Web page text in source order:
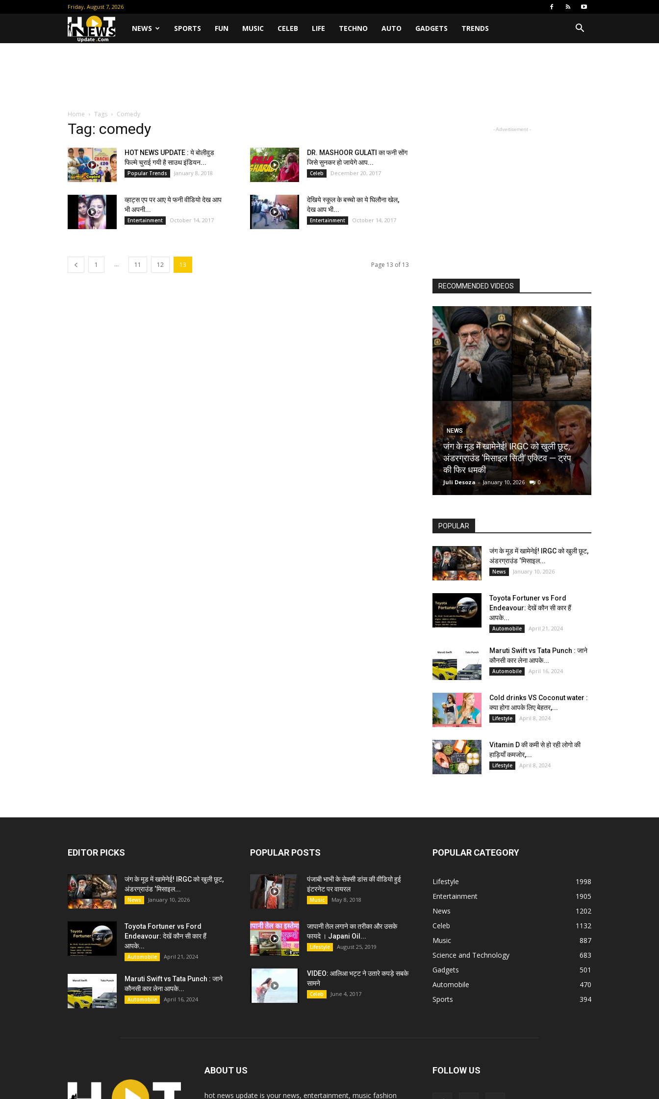
Friday, August 7, 2026
HotNEWS SPORTS FUN MUSIC CELEB LIFE TECHNO AUTO GADGETS TRENDS
Home Tags Comedy
Tag: comedy
HOT NEWS UPDATE : ये बोलीवुड
फिल्मे चुराई गयी है साउथ इंडियन...
Popular Trends January 8, 2018
DR. MASHOOR GULATI का फनी सोंग
जिसे सुनकर हो जायेगे आप...
Celeb December 20, 2017
व्हाट्स एप पर आए ये फनी वीडियो देख आप
भी अपनी...
Entertainment October 14, 2017
देखिये स्कूल के बच्चो का ये घिलौना खेल,
देख आप भी...
Entertainment October 14, 2017
1 ... 11 12 13 Page 13 of 13
- Advertisement -
RECOMMENDED VIDEOS
NEWS
जंग के मूड में खामेनेई! IRGC को खुली छूट,
अंडरग्राउंड ‘मिसाइल सिटी’ एक्टिव — ट्रंप
की फिर धमकी
Juli Desoza - January 10, 2026 0
POPULAR
जंग के मूड में खामेनेई! IRGC को खुली छूट,
अंडरग्राउंड ‘मिसाइल...
News January 10, 2026
Toyota Fortuner vs Ford
Endeavour: देखें कौन सी कार हैं
आपके...
Automobile April 21, 2024
Maruti Swift vs Tata Punch : जाने
कौनसी कार लेना आपके...
Automobile April 16, 2024
Cold drinks VS Coconut water :
क्या होगा आपके लिए बेहतर,...
Lifestyle April 8, 2024
Vitamin D की कमी से हो रही लोगो की
हाड़ियाँ कमजोर,...
Lifestyle April 8, 2024
EDITOR PICKS
जंग के मूड में खामेनेई! IRGC को खुली छूट,
अंडरग्राउंड ‘मिसाइल...
News January 10, 2026
Toyota Fortuner vs Ford
Endeavour: देखें कौन सी कार हैं
आपके...
Automobile April 21, 2024
Maruti Swift vs Tata Punch : जाने
कौनसी कार लेना आपके...
Automobile April 16, 2024
POPULAR POSTS
पंजाबी भाभी के सेक्सी डांस की वीडियो हुई
इंटरनेट पर वायरल
Music May 8, 2018
जापानी तेल लगाने का तरीका और उसके
फायदे । Japani Oil...
Lifestyle August 25, 2019
VIDEO: आलिआ भट्ट ने उतारे कपड़े सबके
सामने
Celeb June 4, 2017
POPULAR CATEGORY
Lifestyle
1998
Entertainment
1905
News
1202
Celeb
1132
Music
887
Science and Technology
683
Gadgets
501
Automobile
470
Sports
394
ABOUT US
hot news update is your news, entertainment, music fashion
FOLLOW US